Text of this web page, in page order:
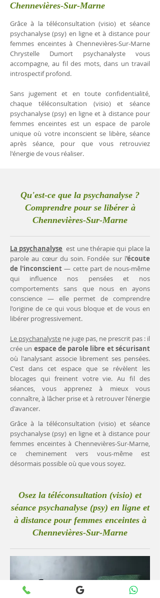
Chennevières-Sur-Marne
Grâce à la téléconsultation (visio) et séance
psychanalyse (psy) en ligne et à distance pour
femmes enceintes à Chennevières-Sur-Marne
Chrystelle Dumort psychanalyste vous
accompagne, au fil des mots, dans un travail
introspectif profond.
Sans jugement et en toute confidentialité,
chaque téléconsultation (visio) et séance
psychanalyse (psy) en ligne et à distance pour
femmes enceintes est un espace de parole
unique où votre inconscient se libère, séance
après séance, pour que vous retrouviez
l'énergie de vous réaliser.
Qu'est-ce que la psychanalyse ?
Comprendre pour se libérer à
Chennevières-Sur-Marne
La psychanalyse est une thérapie qui place la
parole au cœur du soin. Fondée sur l'écoute
de l'inconscient— cette part de nous-même
qui influence nos pensées et nos
comportements sans que nous en ayons
conscience — elle permet de comprendre
l'origine de ce qui vous bloque et de vous en
libérer progressivement.
Le psychanalyste ne juge pas, ne prescrit pas : il
crée un espace de parole libre et sécurisant
où l'analysant associe librement ses pensées.
C'est dans cet espace que se révèlent les
blocages qui freinent votre vie. Au fil des
séances, vous apprenez à mieux vous
connaître, à lâcher prise et à retrouver l'énergie
d'avancer.
Grâce à la téléconsultation (visio) et séance
psychanalyse (psy) en ligne et à distance pour
femmes enceintes à Chennevières-Sur-Marne,
ce cheminement vers vous-même est
désormais possible où que vous soyez.
Osez la téléconsultation (visio) et
séance psychanalyse (psy) en ligne et
à distance pour femmes enceintes à
Chennevières-Sur-Marne